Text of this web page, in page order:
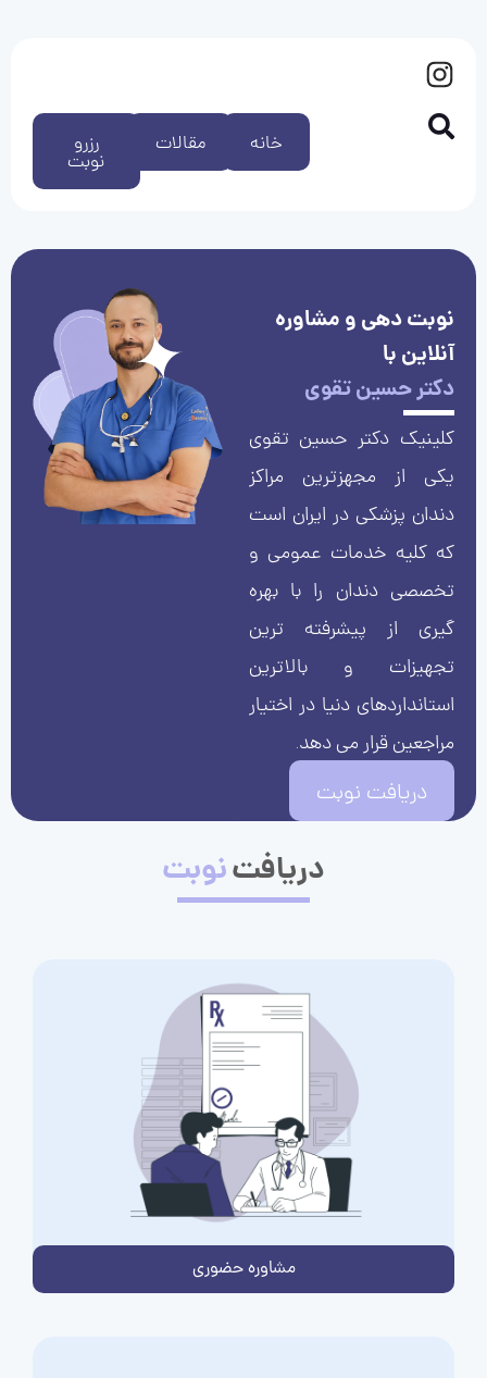
رزرو
نوبت
مقالات خانه
نوبت دهی و مشاوره
آنلاین با
دکتر حسین تقوی
کلینیک دکتر حسین تقوی
یکی از مجهزترین مراکز
دندان پزشکی در ایران است
که کلیه خدمات عمومی و
تخصصی دندان را با بهره
گیری از پیشرفته ترین
تجهیزات و بالاترین
استانداردهای دنیا در اختیار
مراجعین قرار می دهد.
دریافت نوبت
دریافتنوبت
مشاوره حضوری